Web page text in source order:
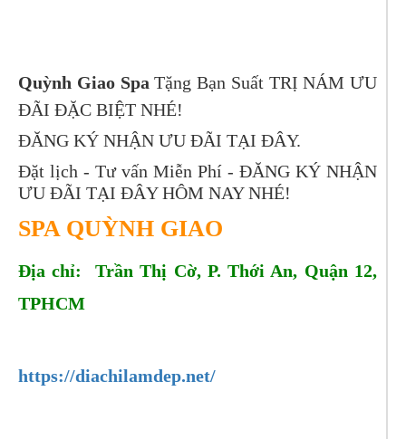
Quỳnh Giao Spa Tặng Bạn Suất TRỊ NÁM ƯU
ĐÃI ĐẶC BIỆT NHÉ!
ĐĂNG KÝ NHẬN ƯU ĐÃI TẠI ĐÂY.
Đặt lịch - Tư vấn Miễn Phí - ĐĂNG KÝ NHẬN
ƯU ĐÃI TẠI ĐÂYHÔM NAY NHÉ!
SPA QUỲNH GIAO
Địa chỉ: Trần Thị Cờ, P. Thới An, Quận 12,
TPHCM
https://diachilamdep.net/